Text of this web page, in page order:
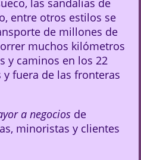
las sandalias de
entre otros estilos se
de millones de
muchos kilómetros
y caminos en los 22
fuera de las fronteras
a negocios de
minoristas y clientes